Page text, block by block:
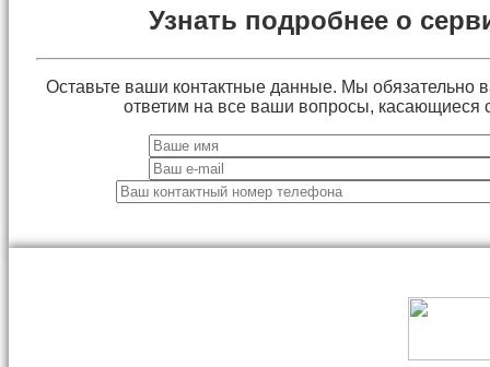
Узнать подробнее о
Оставьте ваши контактные данные. Мы обязательно
ответим на все ваши вопросы, касающиеся